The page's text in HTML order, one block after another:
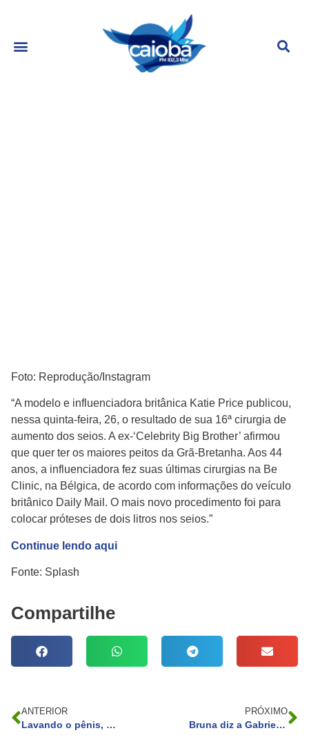
Foto: Reprodução/Instagram
“A modelo e influenciadora britânica Katie Price publicou,
nessa quinta-feira, 26, o resultado de sua 16ª cirurgia de
aumento dos seios. A ex-‘Celebrity Big Brother’ afirmou
que quer ter os maiores peitos da Grã-Bretanha. Aos 44
anos, a influenciadora fez suas últimas cirurgias na Be
Clinic, na Bélgica, de acordo com informações do veículo
britânico Daily Mail. O mais novo procedimento foi para
colocar próteses de dois litros nos seios.”
Continue lendo aqui
Fonte: Splash
Compartilhe
ANTERIOR
Lavando o pênis, na padaria: famosos descobrem traições de jeito inusitado
PRÓXIMO
Bruna diz a Gabriel que não soltará sua mão no BBB 23